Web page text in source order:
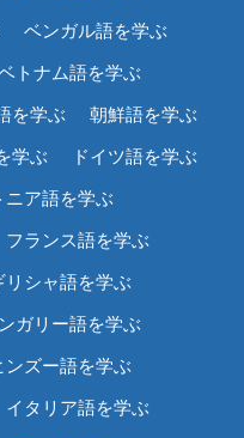
ベンガル語を学ぶ
トナム語を学ぶ
を学ぶ 朝鮮語を学ぶ
学ぶ ドイツ語を学ぶ
ニア語を学ぶ
フランス語を学ぶ
リシャ語を学ぶ
ガリー語を学ぶ
ンズー語を学ぶ
イタリア語を学ぶ